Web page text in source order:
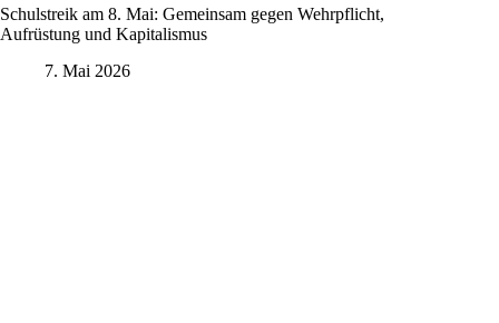
Schulstreik am 8. Mai: Gemeinsam gegen Wehrpflicht,
Aufrüstung und Kapitalismus
7. Mai 2026